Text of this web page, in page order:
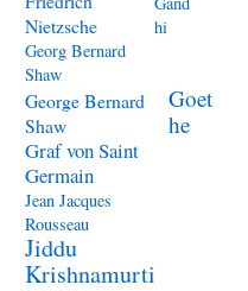
Nietzsche
hi
Georg Bernard
Shaw
George Bernard
Shaw
Goet
he
Graf von Saint
Germain
Jean Jacques
Rousseau
Jiddu
Krishnamurti